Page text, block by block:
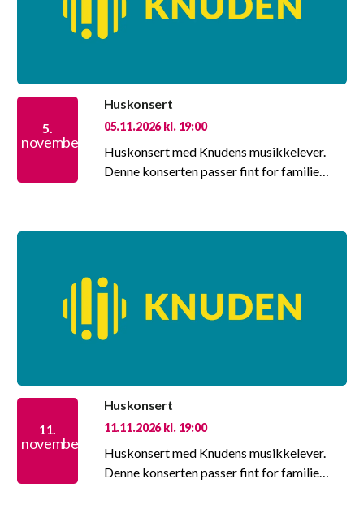
5.
november
Huskonsert
05.11.2026 kl. 19:00
Huskonsert med Knudens musikkelever.
Denne konserten passer fint for familie…
11.
november
Huskonsert
11.11.2026 kl. 19:00
Huskonsert med Knudens musikkelever.
Denne konserten passer fint for familie…